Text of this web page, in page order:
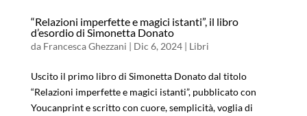
“Relazioni imperfette e magici istanti”, il libro
d’esordio di Simonetta Donato
da Francesca Ghezzani | Dic 6, 2024| Libri
Uscito il primo libro di Simonetta Donato dal titolo
“Relazioni imperfette e magici istanti”, pubblicato con
Youcanprint e scritto con cuore, semplicità, voglia di